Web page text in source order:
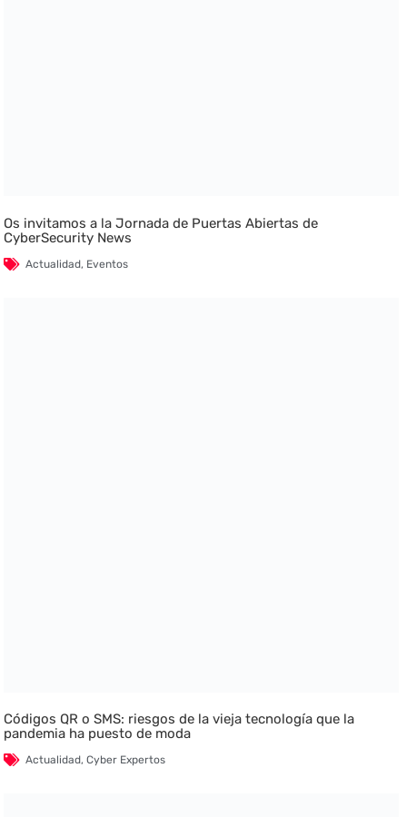
Os invitamos a la Jornada de Puertas Abiertas de
CyberSecurity News
Actualidad, Eventos
Códigos QR o SMS: riesgos de la vieja tecnología que la
pandemia ha puesto de moda
Actualidad,Cyber Expertos